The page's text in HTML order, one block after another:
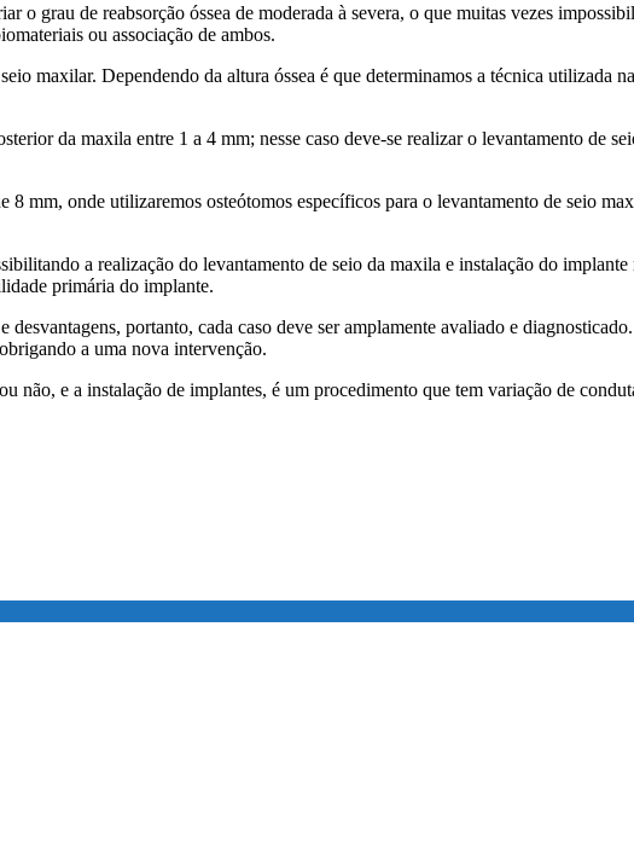
o grau de reabsorção óssea de moderada à severa, o que muitas vezes
ou associação de ambos.
maxilar. Dependendo da altura óssea é que determinamos a técnica utilizada
da maxila entre 1 a 4 mm; nesse caso deve-se realizar o levantamento de
mm, onde utilizaremos osteótomos específicos para o levantamento de seio
a realização do levantamento de seio da maxila e instalação do
primária do implante.
portanto, cada caso deve ser amplamente avaliado e
a uma nova intervenção.
não, e a instalação de implantes, é um procedimento que tem variação de